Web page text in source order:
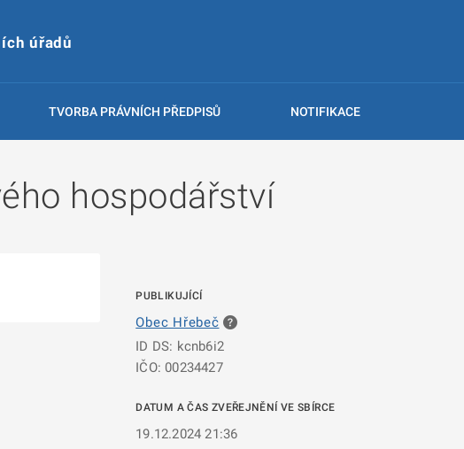
úřadů
TVORBA PRÁVNÍCH PŘEDPISŮ NOTIFIKACE
hospodářství
PUBLIKUJÍCÍ
Obec Hřebeč
ID DS: kcnb6i2
IČO: 00234427
DATUM A ČAS ZVEŘEJNĚNÍ VE SBÍRCE
19.12.2024 21:36